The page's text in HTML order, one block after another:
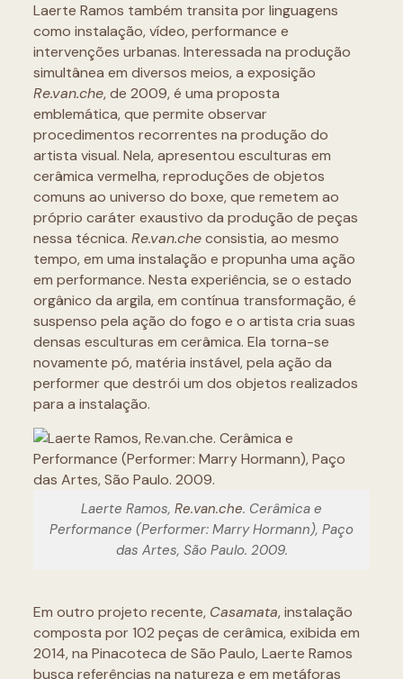
Laerte Ramos também transita por linguagens
como instalação, vídeo, performance e
intervenções urbanas. Interessada na produção
simultânea em diversos meios, a exposição
Re.van.che, de 2009, é uma proposta
emblemática, que permite observar
procedimentos recorrentes na produção do
artista visual. Nela, apresentou esculturas em
cerâmica vermelha, reproduções de objetos
comuns ao universo do boxe, que remetem ao
próprio caráter exaustivo da produção de peças
nessa técnica. Re.van.checonsistia, ao mesmo
tempo, em uma instalação e propunha uma ação
em performance. Nesta experiência, se o estado
orgânico da argila, em contínua transformação, é
suspenso pela ação do fogo e o artista cria suas
densas esculturas em cerâmica. Ela torna-se
novamente pó, matéria instável, pela ação da
performer que destrói um dos objetos realizados
para a instalação.
Laerte Ramos, Re.van.che. Cerâmica e
Performance (Performer: Marry Hormann), Paço
das Artes, São Paulo. 2009.
Em outro projeto recente, Casamata, instalação
composta por 102 peças de cerâmica, exibida em
2014, na Pinacoteca de São Paulo, Laerte Ramos
busca referências na natureza e em metáforas